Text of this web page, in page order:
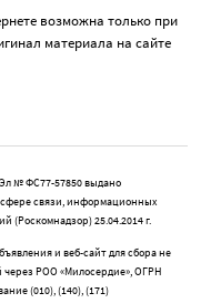
возможна только при
материала на сайте
№ ФС77-57850 выдано
связи, информационных
(Роскомнадзор) 25.04.2014 г.
и веб-сайт для сбора не
через РОО «Милосердие», ОГРН
(010), (140), (171)